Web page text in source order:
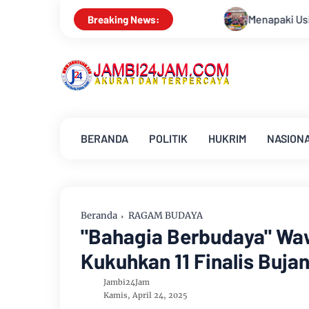
Breaking News:
Menapaki Usia 59 Tahun, Sinsen Teguhkan
BERANDA POLITIK HUKRIM
Beranda RAGAM BUDAYA
"Bahagia Berbudaya"
Kukuhkan 11 Finalis
Jambi24Jam
Kamis, April 24, 2025